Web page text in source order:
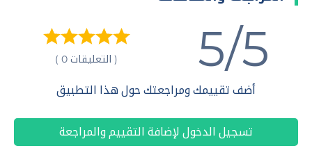
5/5 ( التعليقات 0 )
أضف تقييمك ومراجعتك حول هذا التطبيق
تسجيل الدخول لإضافة التقييم والمراجعة